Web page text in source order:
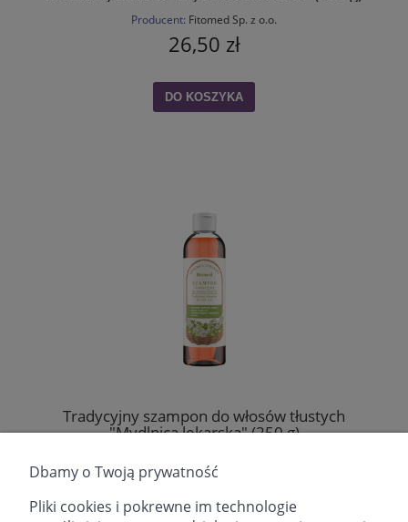
Producent: Fitomed Sp. z o.o.
26,50 zł
DO KOSZYKA
Tradycyjny szampon do włosów tłustych
"Mydlnica lekarska" (250 g)
26,50 zł
Dbamy o Twoją prywatność
Pliki cookies i pokrewne im technologie